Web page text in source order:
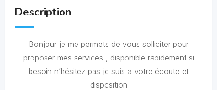
Description
Bonjour je me permets de vous solliciter pour
proposer mes services , disponible rapidement si
besoin n’hésitez pas je suis a votre écoute et
disposition